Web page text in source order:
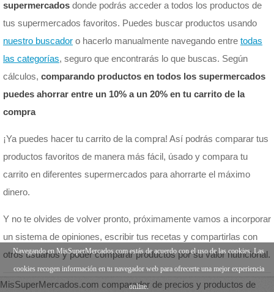
supermercados donde podrás acceder a todos los productos de
tus supermercados favoritos. Puedes buscar productos usando
nuestro buscador o hacerlo manualmente navegando entre todas
las categorías, seguro que encontrarás lo que buscas. Según
cálculos, comparando productos en todos los supermercados
puedes ahorrar entre un 10% a un 20% en tu carrito de la
compra
¡Ya puedes hacer tu carrito de la compra! Así podrás comparar tus
productos favoritos de manera más fácil, úsado y compara tu
carrito en diferentes supermercados para ahorrarte el máximo
dinero.
Y no te olvides de volver pronto, próximamente vamos a incorporar
un sistema de opiniones, escribir tus recetas y compartirlas con
otros usuarios y poder comparar productos por su valor nutricional.
MisSuperMercados.com comparador de precios y productos de
Navegando en MisSuperMercados.com estás de acuerdo con el uso de las cookies. Las
cookies recogen información en tu navegador web para ofrecerte una mejor experiencia
online.